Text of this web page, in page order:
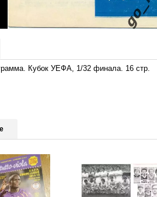
Кубок УЕФА, 1/32 финала. 16 стр.